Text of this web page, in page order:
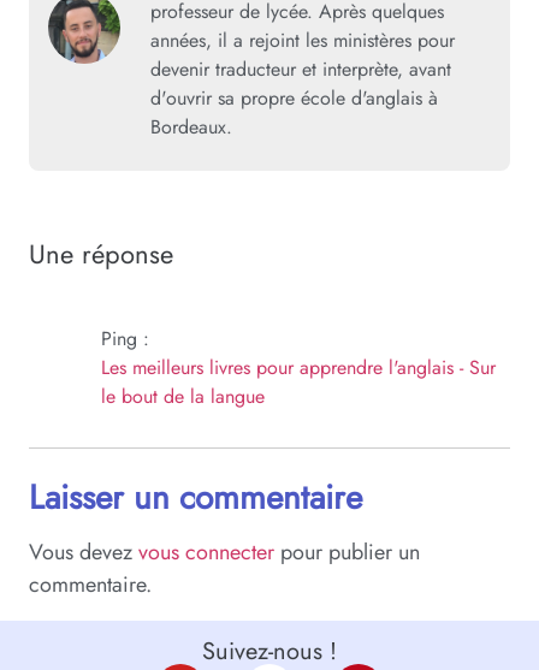
professeur de lycée. Après quelques
années, il a rejoint les ministères pour
devenir traducteur et interprète, avant
d'ouvrir sa propre école d'anglais à
Bordeaux.
Une réponse
Ping :
Les meilleurs livres pour apprendre l'anglais - Sur
le bout de la langue
Laisser un commentaire
Vous devezvous connecter pour publier un
commentaire.
Suivez-nous !